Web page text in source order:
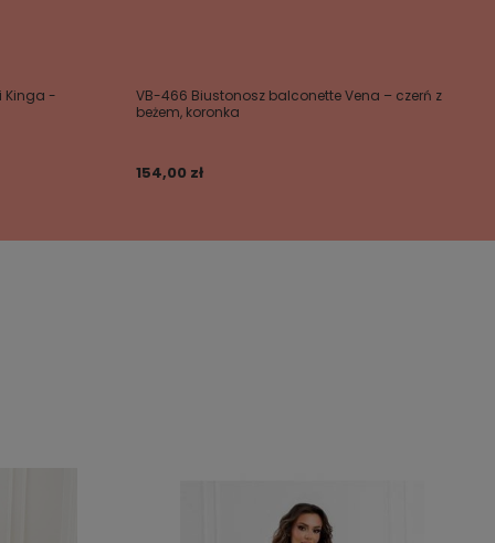
Kinga -
VB-466 Biustonosz balconette Vena – czerń z
beżem, koronka
154,00 zł